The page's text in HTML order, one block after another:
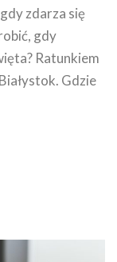
zdarza się
gdy
Ratunkiem
Gdzie